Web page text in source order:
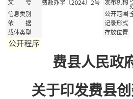
文 号 费政办字〔2024〕2号 发布机构
信息类别
公开范围
依 据
记录形式
载体类型
存放位置
公开程序
费县人民政
关于印发费县